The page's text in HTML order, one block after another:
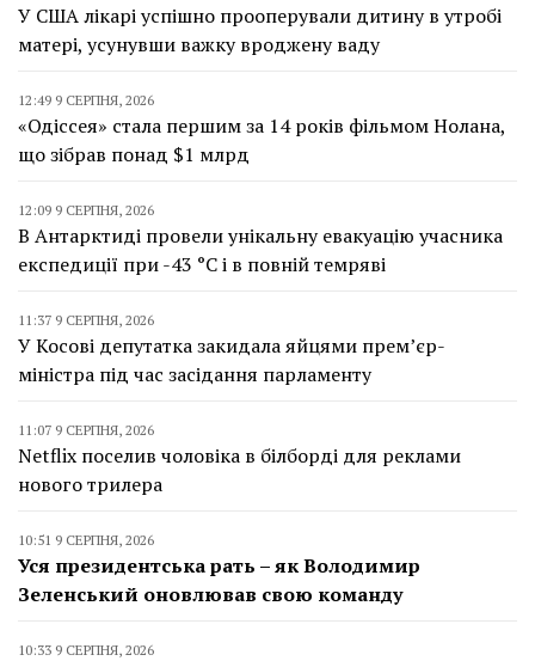
У США лікарі успішно прооперували дитину в утробі
матері, усунувши важку вроджену ваду
12:49 9 СЕРПНЯ, 2026
«Одіссея» стала першим за 14 років фільмом Нолана,
що зібрав понад $1 млрд
12:09 9 СЕРПНЯ, 2026
В Антарктиді провели унікальну евакуацію учасника
експедиції при -43 °C і в повній темряві
11:37 9 СЕРПНЯ, 2026
У Косові депутатка закидала яйцями прем’єр-
міністра під час засідання парламенту
11:07 9 СЕРПНЯ, 2026
Netflix поселив чоловіка в білборді для реклами
нового трилера
10:51 9 СЕРПНЯ, 2026
Уся президентська рать – як Володимир
Зеленський оновлював свою команду
10:33 9 СЕРПНЯ, 2026